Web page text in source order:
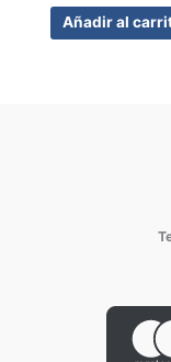
Añadir al